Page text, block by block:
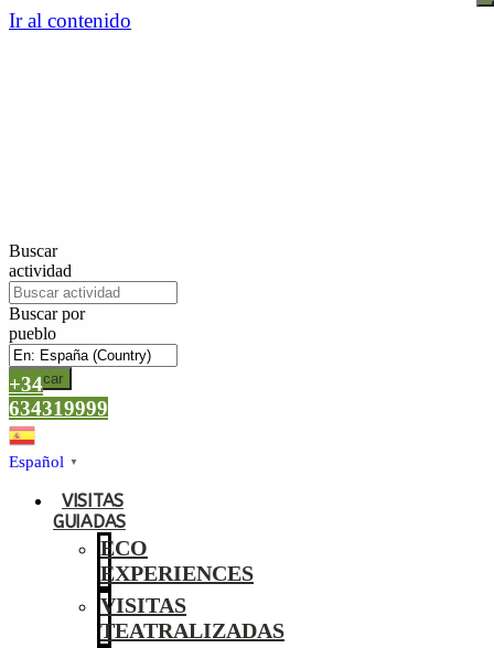
Ir al contenido
Buscar
actividad
Buscar por
pueblo
Buscar
+34
634319999
Español ▼
VISITAS
GUIADAS
ECO
EXPERIENCES
VISITAS
TEATRALIZADAS